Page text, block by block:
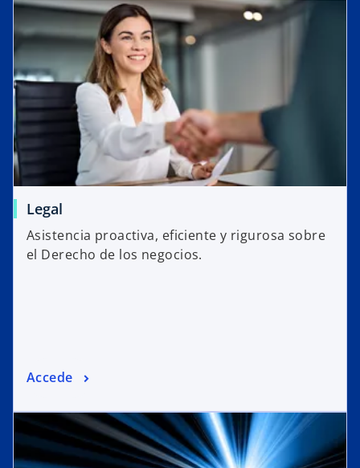
Legal
Asistencia proactiva, eficiente y rigurosa sobre
el Derecho de los negocios.
Accede